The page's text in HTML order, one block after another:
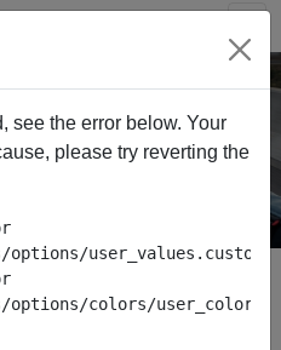
moto
see the error below. Your
please try reverting the
colors/